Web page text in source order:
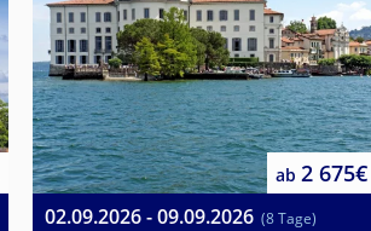
02.09.2026 - 09.09.2026 (8 Tage)
ab 2 675€